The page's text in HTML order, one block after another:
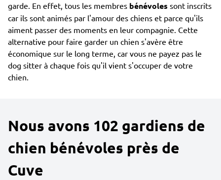
garde. En effet, tous les membres bénévoles sont inscrits
car ils sont animés par l'amour des chiens et parce qu'ils
aiment passer des moments en leur compagnie. Cette
alternative pour faire garder un chien s'avère être
économique sur le long terme, car vous ne payez pas le
dog sitter à chaque fois qu'il vient s'occuper de votre
chien.
Nous avons 102 gardiens de
chien bénévoles près de
Cuve